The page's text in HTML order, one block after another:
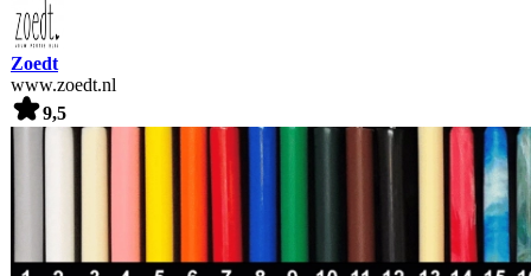
Zoedt
www.zoedt.nl
9,5